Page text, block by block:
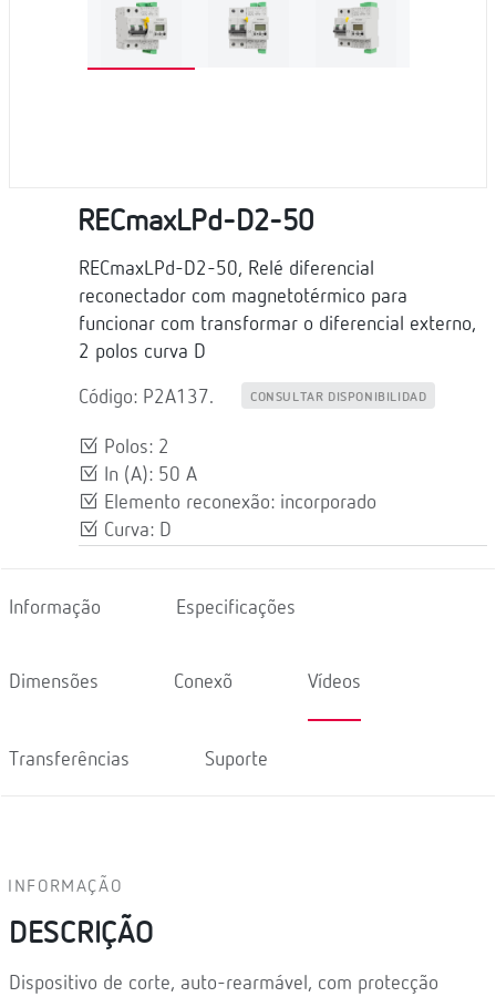
RECmaxLPd-D2-50
RECmaxLPd-D2-50, Relé diferencial
reconectador com magnetotérmico para
funcionar com transformar o diferencial externo,
2 polos curva D
Código: P2A137. CONSULTAR DISPONIBILIDAD
Polos: 2
In (A): 50 A
Elemento reconexão: incorporado
Curva: D
Informação Especificações
Dimensões Conexõ Vídeos
Transferências Suporte
INFORMAÇÃO
DESCRIÇÃO
Dispositivo de corte, auto-rearmável, com protecção